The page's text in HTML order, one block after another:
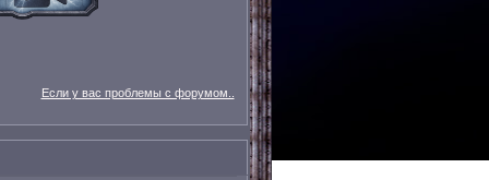
Если у вас проблемы с форумом..